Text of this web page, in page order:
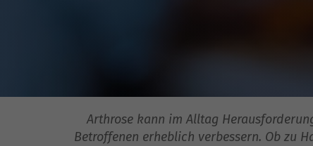
Arthrose kann im Alltag
Betroffenen erheblich verbessern. Ob zu